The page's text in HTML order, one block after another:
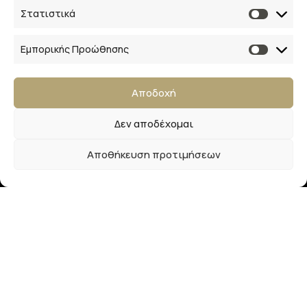
Στατιστικά
Εμπορικής Προώθησης
Αποδοχή
Δεν αποδέχομαι
Αποθήκευση προτιμήσεων
info@lalimainas.gr
(+30) 2410 55 22 57
Αρ. ΓΕΜΗ 154041940000